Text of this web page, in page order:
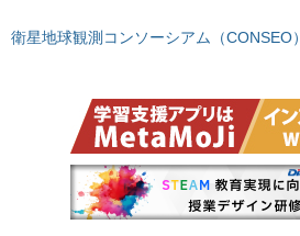
衛星地球観測コンソーシアム（CONSEO）